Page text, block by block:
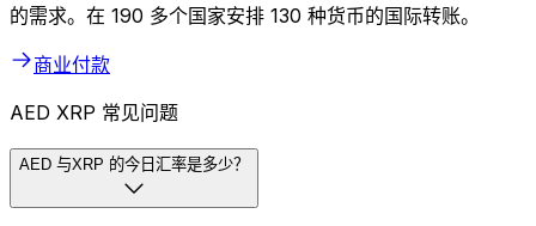
的需求。在 190 多个国家安排 130 种货币的国际转账。
商业付款
AED XRP 常见问题
AED 与XRP 的今日汇率是多少？